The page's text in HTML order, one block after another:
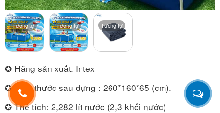
Tương tự Tương tự Tương tự
✪ Hãng sản xuất: Intex
✪ Kích thước sau dựng : 260*160*65 (cm).
✪ Thể tích: 2,282 lít nước (2,3 khối nước)